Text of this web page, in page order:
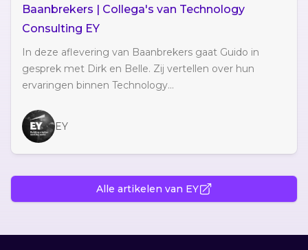
Baanbrekers | Collega's van Technology
Consulting EY
In deze aflevering van Baanbrekers gaat Guido in
gesprek met Dirk en Belle. Zij vertellen over hun
ervaringen binnen Technology...
EY
Alle artikelen van EY